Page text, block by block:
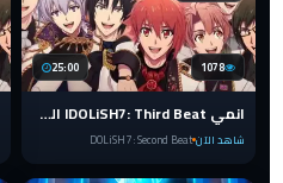
25:00 1078
انمي IDOLiSH7: Third Beat الضربة الثالثة الحلقة 2 مترجمة
شاهد الآنDOLiSH7 : Second Beat